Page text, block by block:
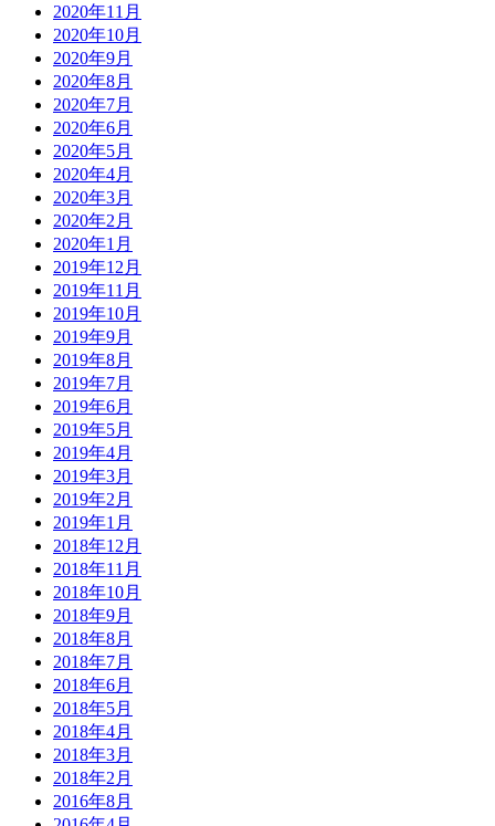
2020年11月
2020年10月
2020年9月
2020年8月
2020年7月
2020年6月
2020年5月
2020年4月
2020年3月
2020年2月
2020年1月
2019年12月
2019年11月
2019年10月
2019年9月
2019年8月
2019年7月
2019年6月
2019年5月
2019年4月
2019年3月
2019年2月
2019年1月
2018年12月
2018年11月
2018年10月
2018年9月
2018年8月
2018年7月
2018年6月
2018年5月
2018年4月
2018年3月
2018年2月
2016年8月